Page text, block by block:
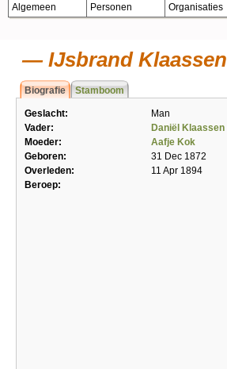
Algemeen Personen Organisaties
IJsbrand Klaassen
Biografie Stamboom
Geslacht:
Man
Vader:
Daniël Klaassen
Moeder:
Aafje Kok
Geboren:
31 Dec 1872
Overleden:
11 Apr 1894
Beroep: